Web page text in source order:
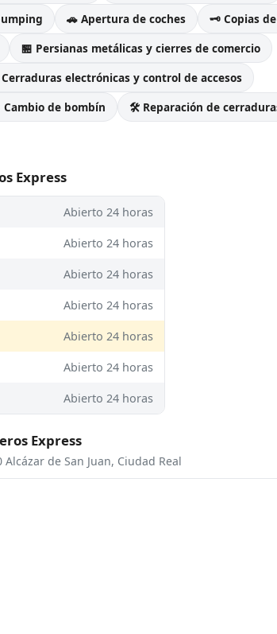
🚗 Apertura de coches
🗝️ Copias
🏪 Persianas metálicas y cierres de comercio
electrónicas y control de accesos
de bombín
🛠️ Reparación de
Express
Abierto 24 horas
Abierto 24 horas
Abierto 24 horas
Abierto 24 horas
Abierto 24 horas
Abierto 24 horas
Abierto 24 horas
Express
de San Juan, Ciudad Real